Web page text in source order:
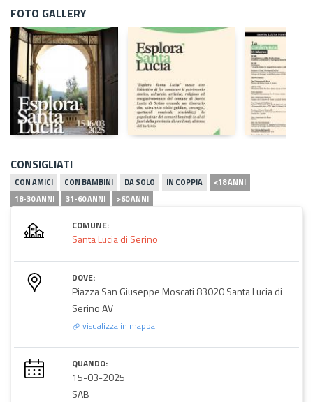
FOTO GALLERY
CONSIGLIATI
CON AMICI CON BAMBINI DA SOLO IN COPPIA
<18 ANNI
18-30 ANNI
31-60 ANNI >60 ANNI
COMUNE:
Santa Lucia di Serino
DOVE:
Piazza San Giuseppe Moscati 83020 Santa Lucia di
Serino AV
visualizza in mappa
QUANDO:
15-03-2025
SAB